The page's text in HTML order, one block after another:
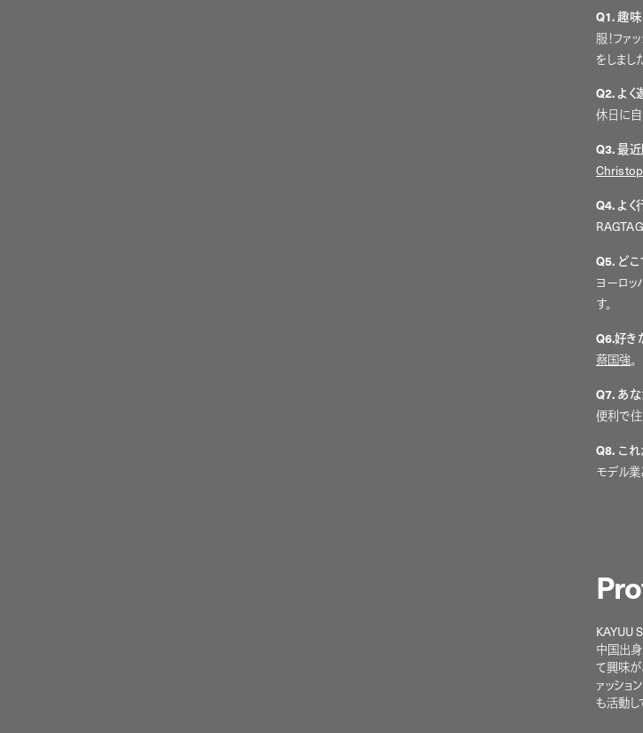
Q1.趣味
服！フ
をしまし
Q2. よく
休日に自
Q3.最近
Q4. よく
Q5. ど
ヨーロ
す。
Q6.好き
蔡国強。
Q7. あな
便利で
Q8. こ
モデル
KAYUU
中国出身
て興味が
ァッショ
も活動し